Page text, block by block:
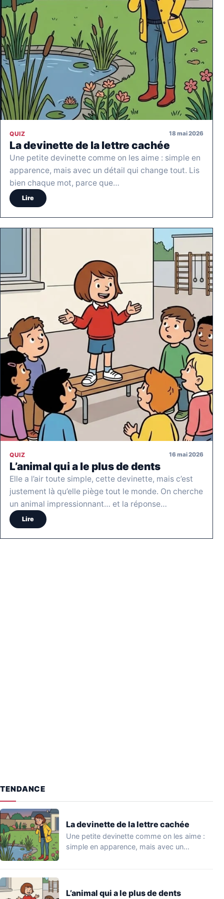
QUIZ 18 mai 2026
La devinette de la lettre cachée
Une petite devinette comme on les aime : simple en
apparence, mais avec un détail qui change tout. Lis
bien chaque mot, parce que…
Lire
QUIZ 16 mai 2026
L’animal qui a le plus de dents
Elle a l’air toute simple, cette devinette, mais c’est
justement là qu’elle piège tout le monde. On cherche
un animal impressionnant… et la réponse…
Lire
TENDANCE
La devinette de la lettre cachée
Une petite devinette comme on les aime :
simple en apparence, mais avec un…
L’animal qui a le plus de dents